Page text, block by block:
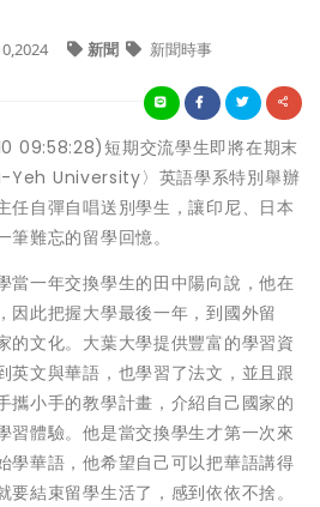
新聞 新聞時事
09:58:28)短期交流學生即將在期末
Yeh University〉英語學系特別舉辦
任自彈自唱送別學生，讓印尼、日本
難忘的留學回憶。
當一年交換學生的田中陽向說，他在
因此把握大學最後一年，到國外留
的文化。大葉大學提供豐富的學習資
英文與華語，也學習了法文，並且跟
攜小手的教學計畫，介紹自己國家的
習體驗。他是當交換學生才第一次來
學華語，他希望自己可以把華語講得
結束留學生活了，感到依依不捨。